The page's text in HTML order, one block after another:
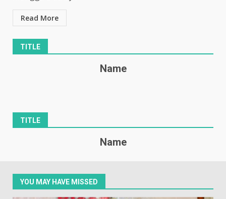
Read More
TITLE
Name
TITLE
Name
YOU MAY HAVE MISSED